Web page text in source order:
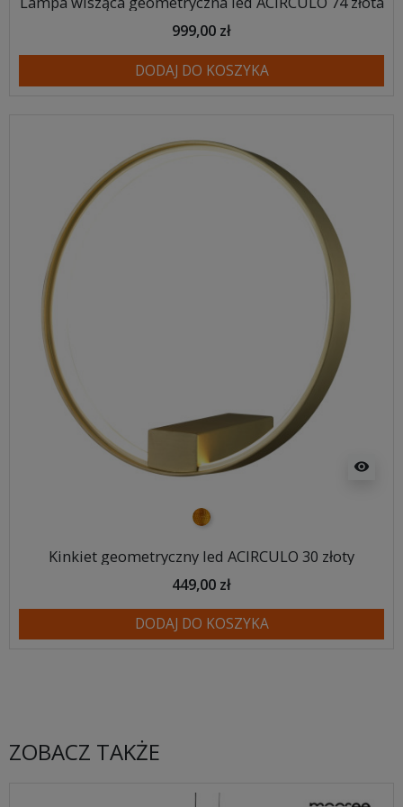
999,00 zł
DODAJ DO KOSZYKA
visibility
złoty
Kinkiet geometryczny led ACIRCULO 30 złoty
449,00 zł
DODAJ DO KOSZYKA
ZOBACZ TAKŻE